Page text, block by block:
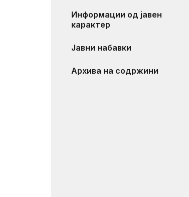
Информации од јавен
карактер
Јавни набавки
Архива на содржини